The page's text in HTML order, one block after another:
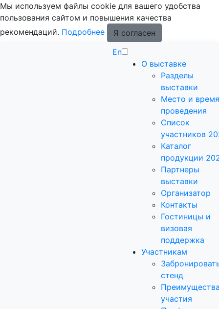
Мы используем файлы cookie для вашего удобства
пользования сайтом и повышения качества
рекомендаций. Подробнее
Я согласен
En
О выставке
Разделы
выставки
Место и время
проведения
Список
участников
Каталог
продукции
Партнеры
выставки
Организатор
Контакты
Гостиницы и
визовая
поддержка
Участникам
стенд
участия